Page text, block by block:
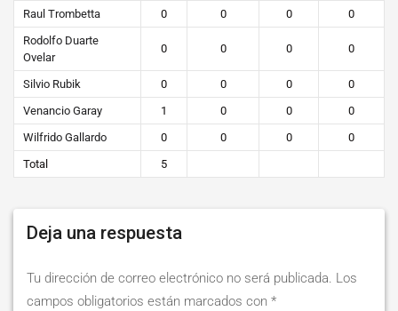
Raul Trombetta 0 0 0
0
Rodolfo Duarte
Ovelar
0 0 0 0
Silvio Rubik 0 0 0
0
Venancio Garay
1 0 0
0
Wilfrido Gallardo
0 0 0
0
Total
5
Deja una respuesta
Tu dirección de correo electrónico no será publicada. Los
campos obligatorios están marcados con *